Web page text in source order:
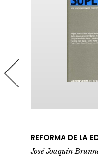
REFORMA DE LA
José Joaquín